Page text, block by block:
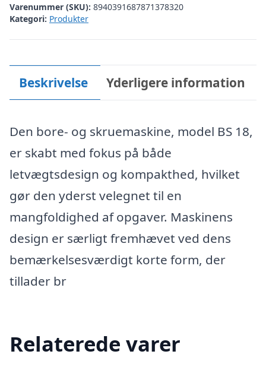
Varenummer (SKU): 8940391687871378320
Kategori: Produkter
Beskrivelse Yderligere information
Den bore- og skruemaskine, model BS 18,
er skabt med fokus på både
letvægtsdesign og kompakthed, hvilket
gør den yderst velegnet til en
mangfoldighed af opgaver. Maskinens
design er særligt fremhævet ved dens
bemærkelsesværdigt korte form, der
tillader br
Relaterede varer